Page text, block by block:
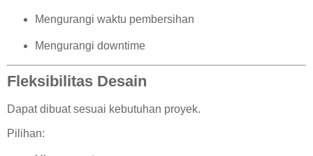
Mengurangi waktu pembersihan
Mengurangi downtime
Fleksibilitas Desain
Dapat dibuat sesuai kebutuhan proyek.
Pilihan: